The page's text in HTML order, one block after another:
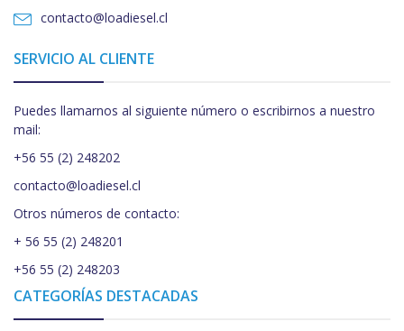
contacto@loadiesel.cl
SERVICIO AL CLIENTE
Puedes llamarnos al siguiente número o escribirnos a nuestro
mail:
+56 55 (2) 248202
contacto@loadiesel.cl
Otros números de contacto:
+ 56 55 (2) 248201
+56 55 (2) 248203
CATEGORÍAS DESTACADAS